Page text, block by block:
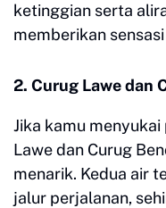
ketinggian serta
memberikan
2. Curug Lawe dan
Jika kamu
Lawe dan Curug
menarik. Kedua air
jalur perjalanan,